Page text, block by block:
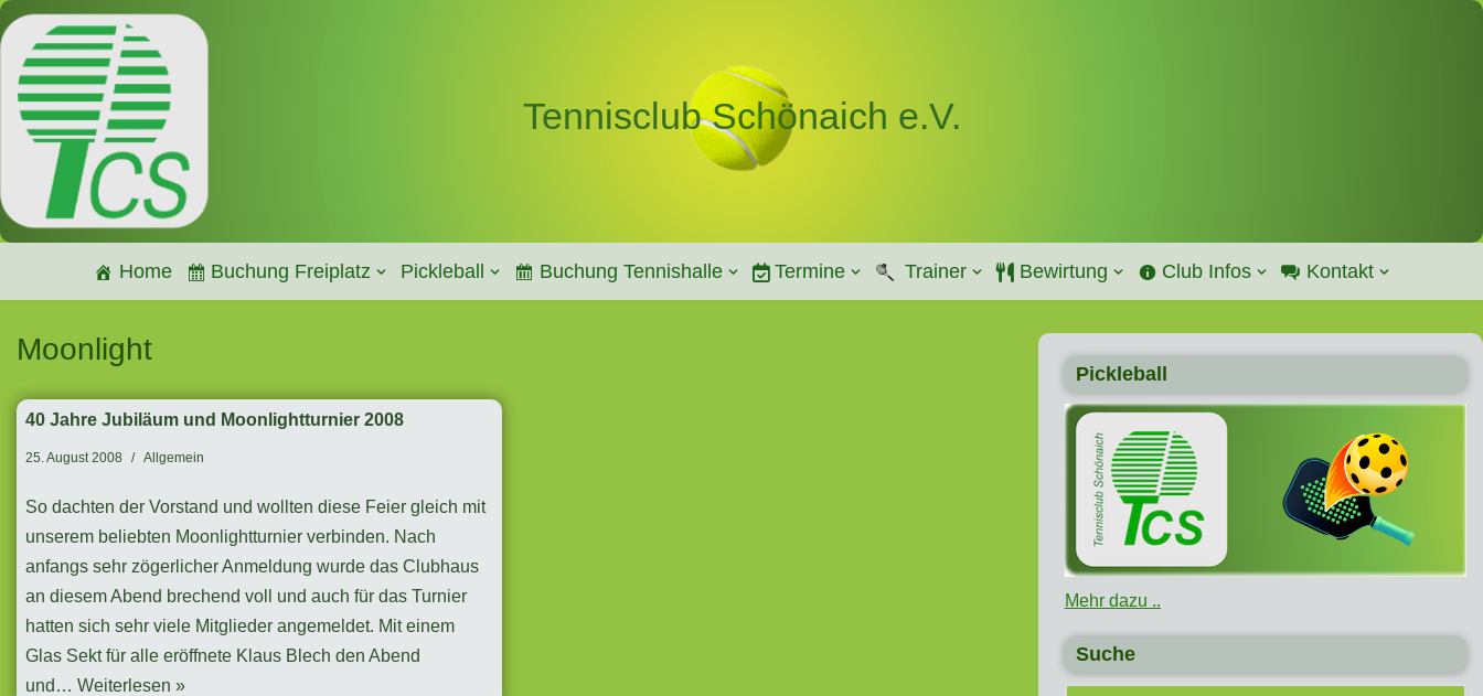
Zum
Inhalt
springen
Tennisclub Schönaich e.V.
Home Buchung Freiplatz Pickleball Buchung Tennishalle Termine Trainer Bewirtung Club Infos Kontakt
Moonlight
40 Jahre Jubiläum und Moonlightturnier 2008
25. August 2008 Allgemein
So dachten der Vorstand und wollten diese Feier gleich mit
unserem beliebten Moonlightturnier verbinden. Nach
anfangs sehr zögerlicher Anmeldung wurde das Clubhaus
an diesem Abend brechend voll und auch für das Turnier
hatten sich sehr viele Mitglieder angemeldet. Mit einem
Glas Sekt für alle eröffnete Klaus Blech den Abend
und… Weiterlesen »
Pickleball
Mehr dazu ..
Suche